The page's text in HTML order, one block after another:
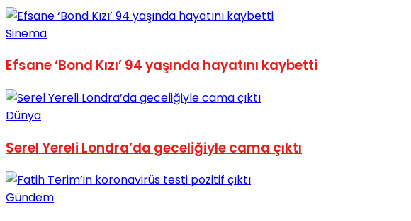
View All Result
Sinema
Efsane ‘Bond Kızı’ 94 yaşında hayatını kaybetti
Dünya
Serel Yereli Londra’da geceliğiyle cama çıktı
Gündem